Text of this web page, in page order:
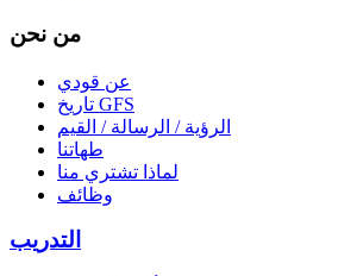
من نحن
عن قودي
تاريخ GFS
الرؤية / الرسالة / القيم
طهاتنا
لماذا تشتري منا
وظائف
التدريب